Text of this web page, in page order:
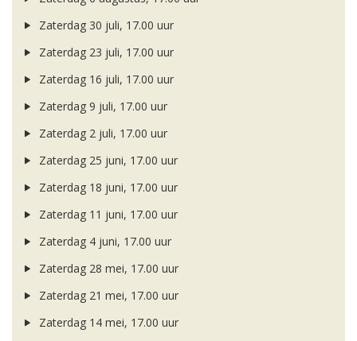
Zaterdag 30 juli, 17.00 uur
Zaterdag 23 juli, 17.00 uur
Zaterdag 16 juli, 17.00 uur
Zaterdag 9 juli, 17.00 uur
Zaterdag 2 juli, 17.00 uur
Zaterdag 25 juni, 17.00 uur
Zaterdag 18 juni, 17.00 uur
Zaterdag 11 juni, 17.00 uur
Zaterdag 4 juni, 17.00 uur
Zaterdag 28 mei, 17.00 uur
Zaterdag 21 mei, 17.00 uur
Zaterdag 14 mei, 17.00 uur